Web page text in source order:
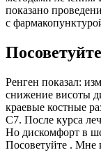
показано
с
Ренген показал:
снижение висоты
краевые костные
С7. После курса
Но дискомфорт в
Посоветуйте . Мне